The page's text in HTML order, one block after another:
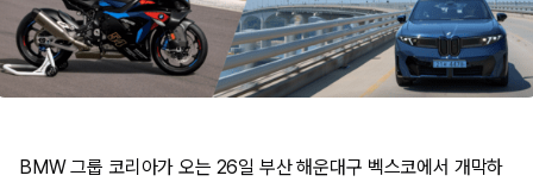
BMW 그룹 코리아가 오는 26일 부산 해운대구 벡스코에서 개막하